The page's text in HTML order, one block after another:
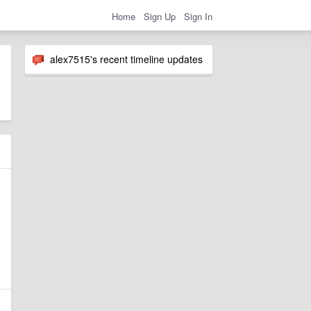
Home Sign Up Sign In
alex7515's recent timeline updates